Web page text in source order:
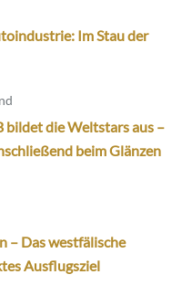
Im Stau der
bildet die Weltstars aus –
beim Glänzen
– Das westfälische
Ausflugsziel